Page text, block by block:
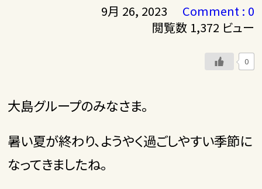
9月 26, 2023
Comment : 0
閲覧数 1,372 ビュー
0
大島グループのみなさま。
暑い夏が終わり、ようやく過ごしやすい季節に
なってきましたね。